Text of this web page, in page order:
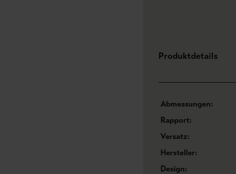
Produktdetails
Abmessungen:
Rapport:
Versatz:
Hersteller:
Design: